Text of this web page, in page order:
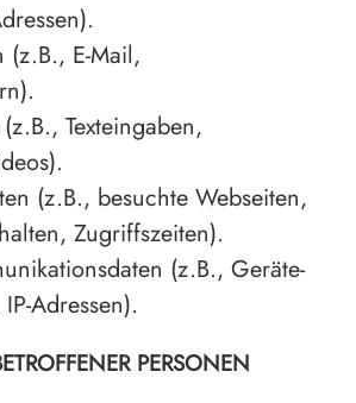
(z.B., E-Mail,
Texteingaben,
(z.B., besuchte Webseiten,
Zugriffszeiten).
(z.B., Geräte-
Adressen).
PERSONEN